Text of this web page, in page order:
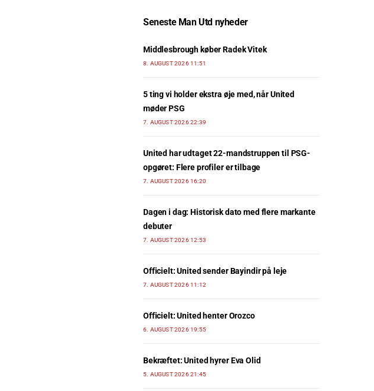
Seneste Man Utd nyheder
Middlesbrough køber Radek Vitek
8. AUGUST 2026 11:51
5 ting vi holder ekstra øje med, når United
møder PSG
7. AUGUST 2026 22:39
United har udtaget 22-mandstruppen til PSG-
opgøret: Flere profiler er tilbage
7. AUGUST 2026 16:20
Dagen i dag: Historisk dato med flere markante
debuter
7. AUGUST 2026 12:53
Officielt: United sender Bayindir på leje
7. AUGUST 2026 11:12
Officielt: United henter Orozco
6. AUGUST 2026 19:55
Bekræftet: United hyrer Eva Olid
5. AUGUST 2026 21:45